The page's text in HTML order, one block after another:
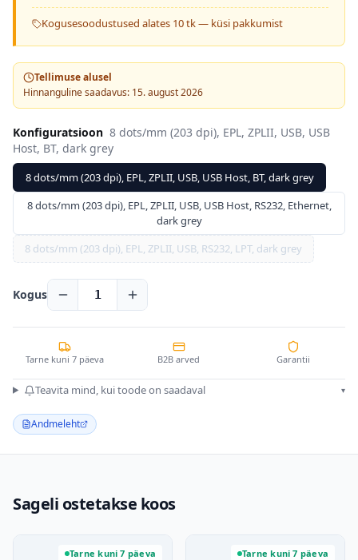
Kogusesoodustused alates 10 tk — küsi pakkumist
Tellimuse alusel
Hinnanguline saadavus: 15. august 2026
Konfiguratsioon 8 dots/mm (203 dpi), EPL, ZPLII, USB, USB
Host, BT, dark grey
8 dots/mm (203 dpi), EPL, ZPLII, USB, USB Host, BT, dark grey
8 dots/mm (203 dpi), EPL, ZPLII, USB, USB Host, RS232, Ethernet,
dark grey
8 dots/mm (203 dpi), EPL, ZPLII, USB, RS232, LPT, dark grey
Kogus 1
Tarne kuni 7 päeva B2B arved Garantii
Teavita mind, kui toode on saadaval ▾
Andmeleht
Sageli ostetakse koos
Tarne kuni 7 päeva Tarne kuni 7 päeva